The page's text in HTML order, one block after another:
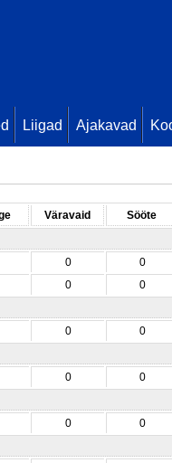
Liigad Ajakavad
Väravaid
Sööte
0
0
0
0
0
0
0
0
0
0